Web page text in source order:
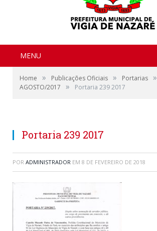
MENU
Home » Publicações Oficiais » Portarias »
AGOSTO/2017
» Portaria 239 2017
Portaria 239 2017
POR ADMINISTRADOR EM 8 DE FEVEREIRO DE 2018